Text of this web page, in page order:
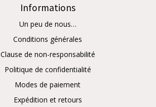
Informations
Un peu de nous…
Conditions générales
Clause de non-responsabilité
Politique de confidentialité
Modes de paiement
Expédition et retours